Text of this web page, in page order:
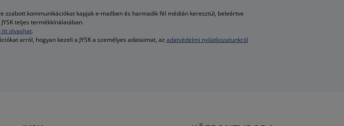
kommunikációkat kapjak e-mailben és harmadik fél médián keresztül, beleértve
teljes termékkínálatában.
itt olvashat.
arról, hogyan kezeli a JYSK a személyes adataimat, az adatvédelmi nyilatkozatunkról